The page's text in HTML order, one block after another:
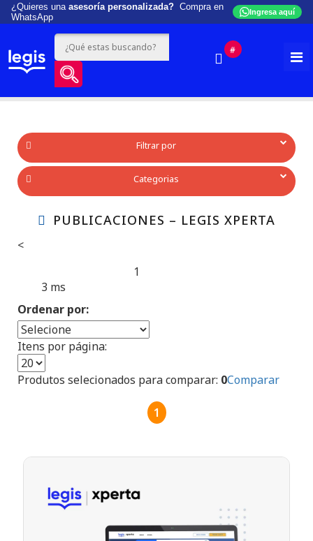
¿Quieres una asesoría personalizada? Compra en
WhatsApp
Ingresa aquí
#
Filtrar por
Categorias
PUBLICACIONES – LEGIS XPERTA
<
1
3 ms
Ordenar por:
Itens por página:
Produtos selecionados para comparar: 0Comparar
1